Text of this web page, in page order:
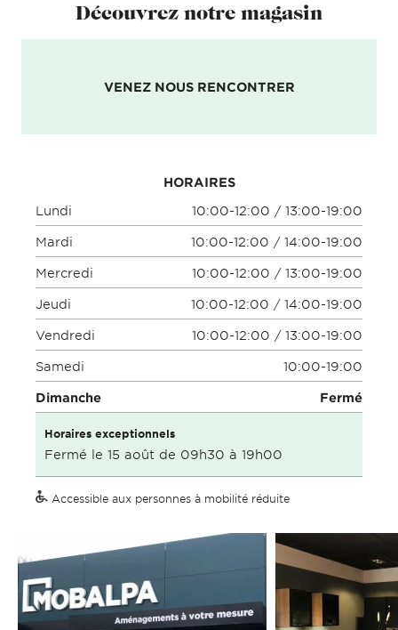
Découvrez notre magasin
VENEZ NOUS RENCONTRER
HORAIRES
Lundi
10:00-12:00 / 13:00-19:00
Mardi 10:00-12:00 / 14:00-19:00
Mercredi 10:00-12:00 / 13:00-19:00
Jeudi 10:00-12:00 / 14:00-19:00
Vendredi 10:00-12:00 / 13:00-19:00
Samedi 10:00-19:00
Dimanche Fermé
Horaires exceptionnels
Fermé le 15 août de 09h30 à 19h00
Accessible aux personnes à mobilité réduite